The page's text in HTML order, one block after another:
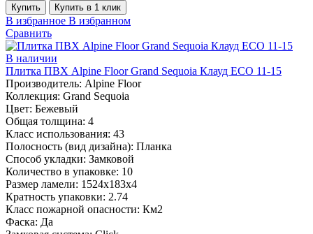
Купить Купить в 1 клик
В избранное В избранном
Сравнить
В наличии
Плитка ПВХ Alpine Floor Grand Sequoia Клауд ECO 11-15
Производитель: Alpine Floor
Коллекция: Grand Sequoia
Цвет: Бежевый
Общая толщина: 4
Класс использования: 43
Полосность (вид дизайна): Планка
Способ укладки: Замковой
Количество в упаковке: 10
Размер ламели: 1524х183х4
Кратность упаковки: 2.74
Класс пожарной опасности: Км2
Фаска: Да